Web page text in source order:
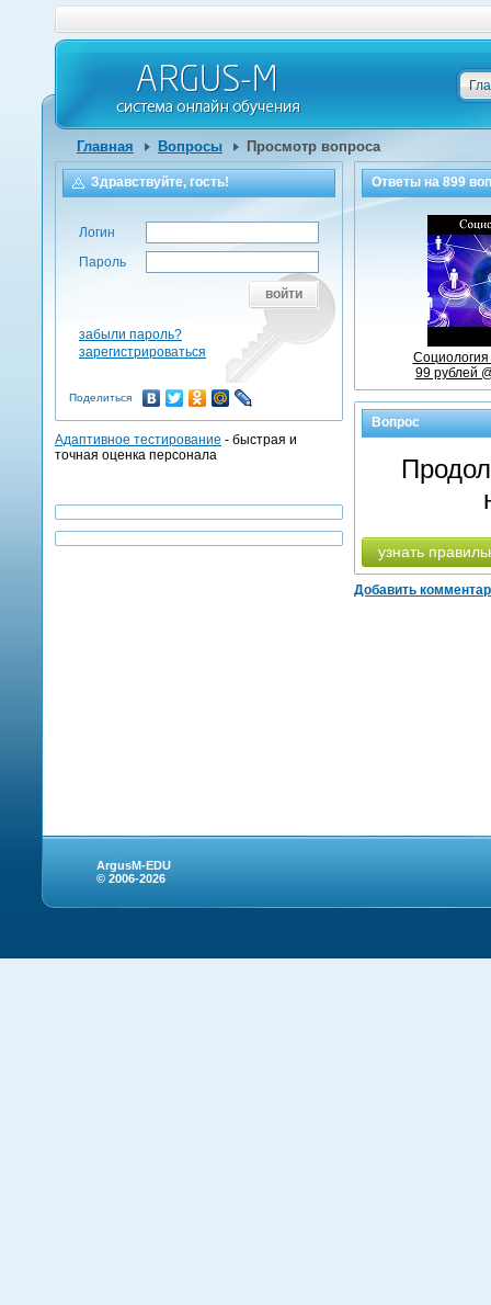
Главная Вопросы Просмотр вопроса
Ответы на899
99 рублей
Вопрос
узнать
Добавить
Здравствуйте, гость!
Логин
Пароль
войти
забыли пароль?
зарегистрироваться
Поделиться
Адаптивное тестирование - быстрая и
точная оценка персонала
ArgusM-EDU
© 2006-2026